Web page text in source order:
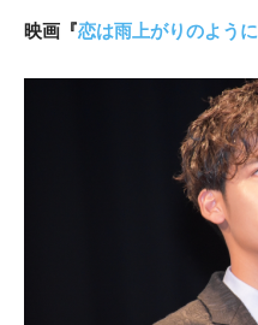
映画『恋は雨上がりのように